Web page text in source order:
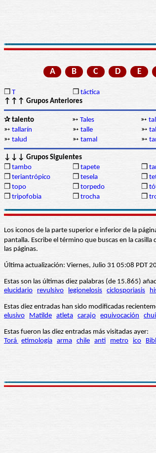
A B C D E
❒ T ❒ táctica
↑↑↑ Grupos Anteriores
✰ talento ➳ Tales ➳
➳ tallarín ➳ talle ➳
➳ talud ➳ tamal ➳
↓↓↓ Grupos Siguientes
❒ tambo ❒ tapete ❒
❒ teriantrópico ❒ tesela ❒
❒ topo ❒ torpedo ❒
❒ tripofobia ❒ trocha ❒
Los iconos de la parte superior e inferior de la
pantalla. Escribe el término que buscas en la
las páginas.
Última actualización: Viernes, Julio 31 05:08 PDT
Estas son las últimas diez palabras (de 15.865)
elucidario
revulsivo legionelosis ciclosporiasis
Estas diez entradas han sido modificadas
elusivo
Matilde atleta carajo equivocación
Estas fueron las diez entradas más visitadas ayer:
Torá etimología arma chile anti metro ico